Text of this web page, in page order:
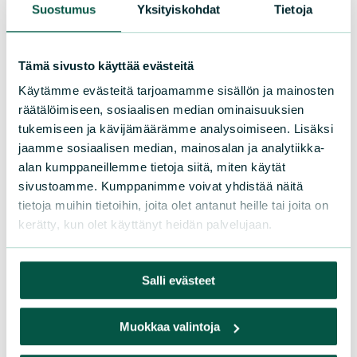
Suostumus Yksityiskohdat Tietoja
Tämä sivusto käyttää evästeitä
Käytämme evästeitä tarjoamamme sisällön ja mainosten
räätälöimiseen, sosiaalisen median ominaisuuksien
tukemiseen ja kävijämäärämme analysoimiseen. Lisäksi
jaamme sosiaalisen median, mainosalan ja analytiikka-
alan kumppaneillemme tietoja siitä, miten käytät
sivustoamme. Kumppanimme voivat yhdistää näitä
tietoja muihin tietoihin, joita olet antanut heille tai joita on
kerätty, kun olet käyttänyt heidän palvelujaan.
Salli evästeet
Muokkaa valintoja
Helsingin luonnonsuojeluyhdistys ry /
Helsingfors naturskyddsförening rf
puhelin / telefon050 3011 633